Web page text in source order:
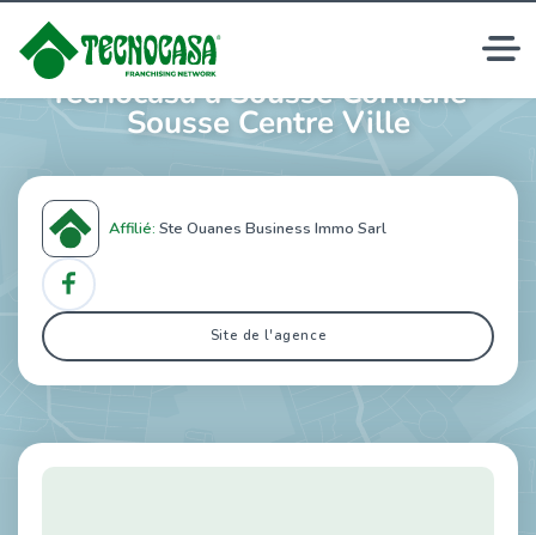
Agences immobilières
Tecnocasa à Sousse Corniche -
Sousse Centre Ville
Affilié: Ste Ouanes Business Immo Sarl
Site de l'agence